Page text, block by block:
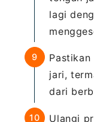
lagi
Pastikan
jari,
dari
Ulangi